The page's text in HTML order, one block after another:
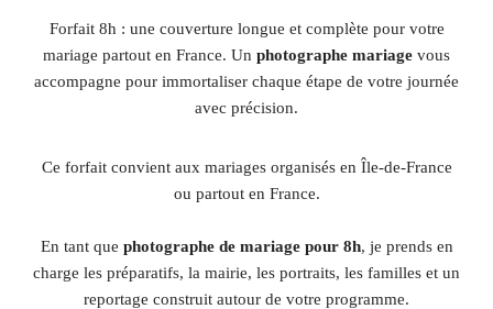
Forfait 8h : une couverture longue et complète pour votre
mariage partout en France. Un photographe mariage vous
accompagne pour immortaliser chaque étape de votre journée
avec précision.
Ce forfait convient aux mariages organisés en Île-de-France
ou partout en France.
En tant que photographe de mariage pour 8h, je prends en
charge les préparatifs, la mairie, les portraits, les familles et un
reportage construit autour de votre programme.